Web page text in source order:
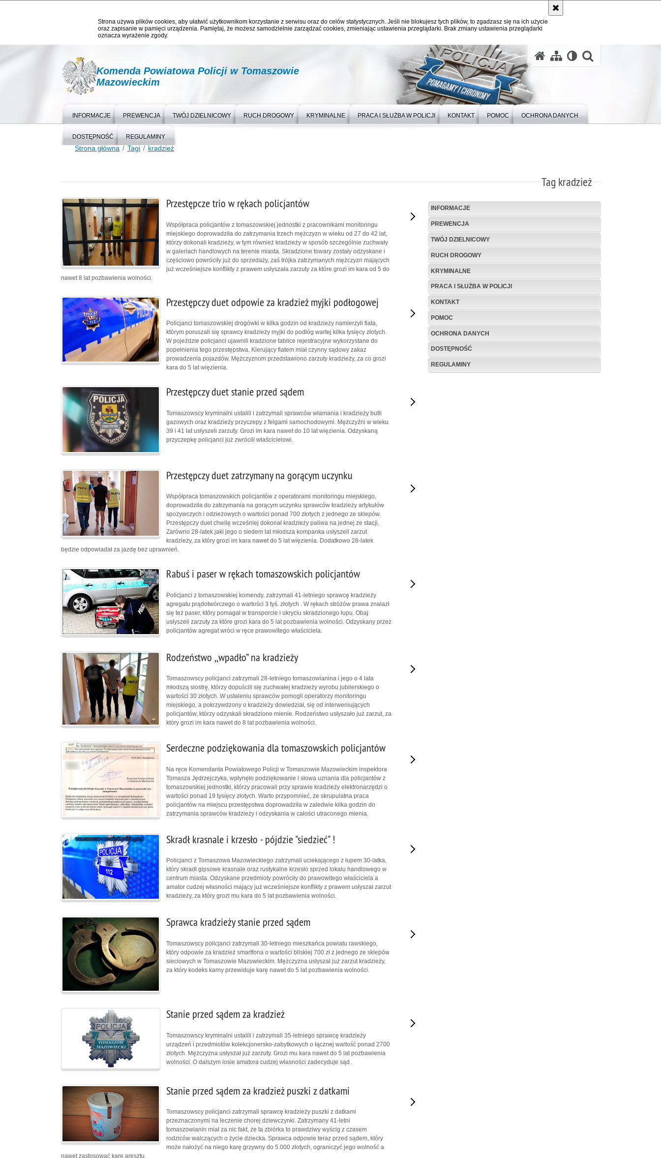
Strona używa plików cookies, aby ułatwić użytkownikom korzystanie z serwisu oraz do celów statystycznych. Jeśli nie blokujesz tych plików, to zgadzasz się na ich użycie
oraz zapisanie w pamięci urządzenia. Pamiętaj, że możesz samodzielnie zarządzać cookies, zmieniając ustawienia przeglądarki. Brak zmiany ustawienia przeglądarki
oznacza wyrażenie zgody.
Komenda Powiatowa Policji w Tomaszowie
Mazowieckim
INFORMACJE PREWENCJA TWÓJ DZIELNICOWY RUCH DROGOWY KRYMINALNE PRACA I SŁUŻBA W POLICJI KONTAKT POMOC OCHRONA DANYCH
DOSTĘPNOŚĆ REGULAMINY
Strona główna Tagi kradzież
Tag kradzież
INFORMACJE
PREWENCJA
TWÓJ DZIELNICOWY
RUCH DROGOWY
KRYMINALNE
PRACA I SŁUŻBA W POLICJI
KONTAKT
POMOC
OCHRONA DANYCH
DOSTĘPNOŚĆ
REGULAMINY
Przestępcze trio w rękach policjantów
Współpraca policjantów z tomaszowskiej jednostki z pracownikami monitoringu
miejskiego doprowadziła do zatrzymania trzech mężczyzn w wieku od 27 do 42 lat,
którzy dokonali kradzieży, w tym również kradzieży w sposób szczególnie zuchwały
w galeriach handlowych na terenie miasta. Skradzione towary zostały odzyskane i
częściowo powróciły już do sprzedaży, zaś trójka zatrzymanych mężczyzn mających
już wcześniejsze konflikty z prawem usłyszała zarzuty za które grozi im kara od 5 do
nawet 8 lat pozbawienia wolności.
Przestępczy duet odpowie za kradzież myjki podłogowej
Policjanci tomaszowskiej drogówki w kilka godzin od kradzieży namierzyli fiata,
którym poruszali się sprawcy kradzieży myjki do podłóg wartej kilka tysięcy złotych.
W pojeździe policjanci ujawnili kradzione tablice rejestracyjne wykorzystane do
popełnienia tego przestępstwa. Kierujący fiatem miał czynny sądowy zakaz
prowadzenia pojazdów. Mężczyznom przedstawiono zarzuty kradzieży, za co grozi
kara do 5 lat więzienia.
Przestępczy duet stanie przed sądem
Tomaszowscy kryminalni ustalili i zatrzymali sprawców włamania i kradzieży butli
gazowych oraz kradzieży przyczepy z felgami samochodowymi. Mężczyźni w wieku
39 i 41 lat usłyszeli zarzuty. Grozi im kara nawet do 10 lat więzienia. Odzyskaną
przyczepkę policjanci już zwrócili właścicielowi.
Przestępczy duet zatrzymany na gorącym uczynku
Współpraca tomaszowskich policjantów z operatorami monitoringu miejskiego,
doprowadziła do zatrzymania na gorącym uczynku sprawców kradzieży artykułów
spożywczych i odzieżowych o wartości ponad 700 złotych z jednego ze sklepów.
Przestępczy duet chwilę wcześniej dokonał kradzieży paliwa na jednej ze stacji.
Zarówno 28-latek jaki jego o siedem lat młodsza kompanka usłyszeli zarzut
kradzieży, za który grozi im kara nawet do 5 lat więzienia. Dodatkowo 28-latek
będzie odpowiadał za jazdę bez uprawnień.
Rabuś i paser w rękach tomaszowskich policjantów
Policjanci z tomaszowskiej komendy, zatrzymali 41-letniego sprawcę kradzieży
agregatu prądotwórczego o wartości 3 tyś. złotych . W rękach stróżów prawa znalazł
się też paser, który pomagał w transporcie i ukryciu skradzionego łupu. Obaj
usłyszeli zarzuty za które grozi kara do 5 lat pozbawienia wolności. Odzyskany przez
policjantów agregat wróci w ręce prawowitego właściciela.
Rodzeństwo ,,wpadło” na kradzieży
Tomaszowscy policjanci zatrzymali 28-letniego tomaszowianina i jego o 4 lata
młodszą siostrę, którzy dopuścili się zuchwałej kradzieży wyrobu jubilerskiego o
wartości 30 złotych. W ustaleniu sprawców pomogli operatorzy monitoringu
miejskiego, a pokrzywdzony o kradzieży dowiedział, się od interweniujących
policjantów, którzy odzyskali skradzione mienie. Rodzeństwo usłyszało już zarzut, za
który grozi im kara nawet do 8 lat pozbawienia wolności.
Serdeczne podziękowania dla tomaszowskich policjantów
Na ręce Komendanta Powiatowego Policji w Tomaszowie Mazowieckim inspektora
Tomasza Jędrzejczyka, wpłynęło podziękowanie i słowa uznania dla policjantów z
tomaszowskiej jednostki, którzy pracowali przy sprawie kradzieży elektronarzędzi o
wartości ponad 19 tysięcy złotych. Warto przypomnieć, że skrupulatna praca
policjantów na miejscu przestępstwa doprowadziła w zaledwie kilka godzin do
zatrzymania sprawców kradzieży i odzyskania w całości utraconego mienia.
Skradł krasnale i krzesło - pójdzie "siedzieć" !
Policjanci z Tomaszowa Mazowieckiego zatrzymali uciekającego z łupem 30-latka,
który skradł gipsowe krasnale oraz rustykalne krzesło sprzed lokalu handlowego w
centrum miasta. Odzyskane przedmioty powróciły do prawowitego właściciela a
amator cudzej własności mający już wcześniejsze konflikty z prawem usłyszał zarzut
kradzieży, za który grozi mu kara do 5 lat pozbawienia wolności.
Sprawca kradzieży stanie przed sądem
Tomaszowscy policjanci zatrzymali 30-letniego mieszkańca powiatu rawskiego,
który odpowie za kradzież smartfona o wartości bliskiej 700 zł z jednego ze sklepów
sieciowych w Tomaszowie Mazowieckim. Mężczyzna usłyszał już zarzut kradzieży,
za który kodeks karny przewiduje karę nawet do 5 lat pozbawienia wolności.
Stanie przed sądem za kradzież
Tomaszowscy kryminalni ustalili i zatrzymali 35-letniego sprawcę kradzieży
urządzeń i przedmiotów kolekcjonersko-zabytkowych o łącznej wartość ponad 2700
złotych. Mężczyzna usłyszał już zarzuty. Grozi mu kara nawet do 5 lat pozbawienia
wolności. O dalszym losie amatora cudzej własności zadecyduje sąd.
Stanie przed sądem za kradzież puszki z datkami
Tomaszowscy policjanci zatrzymali sprawcę kradzieży puszki z datkami
przeznaczonymi na leczenie chorej dziewczynki. Zatrzymany 41-letni
tomaszowianin miał za nic fakt, że ta zbiórka to prawdziwy wyścig z czasem
rodziców walczących o życie dziecka. Sprawca odpowie teraz przed sądem, który
może nałożyć na niego karę grzywny do 5.000 złotych, ograniczyć jego wolność a
nawet zastosować karę aresztu.